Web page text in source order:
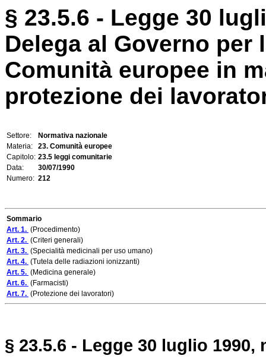
§ 23.5.6 - Legge 30
Delega al Governo
Comunità europee in
protezione dei
Settore:
Normativa nazionale
Materia:
23. Comunità europee
Capitolo: 23.5 leggi comunitarie
Data:
30/07/1990
Numero: 212
Sommario
Art. 1. (Procedimento)
Art. 2. (Criteri generali)
Art. 3. (Specialità medicinali per uso umano)
Art. 4. (Tutela delle radiazioni ionizzanti)
Art. 5. (Medicina generale)
Art. 6. (Farmacisti)
Art. 7. (Protezione dei lavoratori)
§ 23.5.6 - Legge 30 luglio 1990,